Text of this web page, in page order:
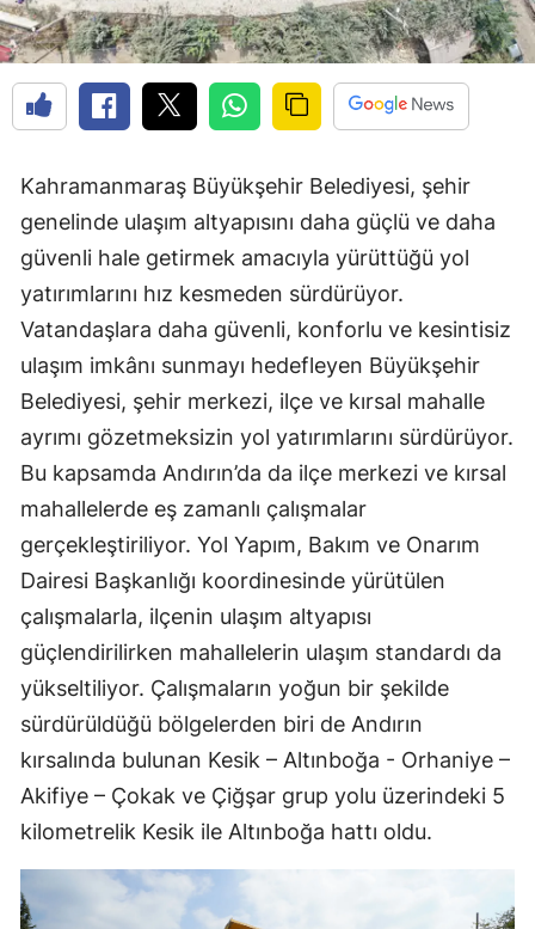
Kahramanmaraş Büyükşehir Belediyesi, şehir
genelinde ulaşım altyapısını daha güçlü ve daha
güvenli hale getirmek amacıyla yürüttüğü yol
yatırımlarını hız kesmeden sürdürüyor.
Vatandaşlara daha güvenli, konforlu ve kesintisiz
ulaşım imkânı sunmayı hedefleyen Büyükşehir
Belediyesi, şehir merkezi, ilçe ve kırsal mahalle
ayrımı gözetmeksizin yol yatırımlarını sürdürüyor.
Bu kapsamda Andırın’da da ilçe merkezi ve kırsal
mahallelerde eş zamanlı çalışmalar
gerçekleştiriliyor. Yol Yapım, Bakım ve Onarım
Dairesi Başkanlığı koordinesinde yürütülen
çalışmalarla, ilçenin ulaşım altyapısı
güçlendirilirken mahallelerin ulaşım standardı da
yükseltiliyor. Çalışmaların yoğun bir şekilde
sürdürüldüğü bölgelerden biri de Andırın
kırsalında bulunan Kesik – Altınboğa - Orhaniye –
Akifiye – Çokak ve Çiğşar grup yolu üzerindeki 5
kilometrelik Kesik ile Altınboğa hattı oldu.